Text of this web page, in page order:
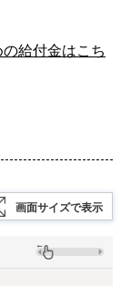
給付金はこち
画面サイズで表示